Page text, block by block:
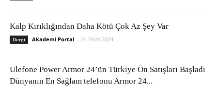
Kalp Kırıklığından Daha Kötü Çok Az Şey Var
Dergi Akademi Portal - 24 Ekim 2024
Ulefone Power Armor 24’ün Türkiye Ön Satışları Başladı
Dünyanın En Sağlam telefonu Armor 24...